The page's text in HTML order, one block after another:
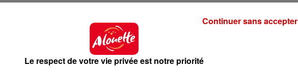
!
Dès le mois de juin,
les tomates, betteraves, asperges,
de retour sur les étalages.Frais ou surgelés
de rizvous fatiguent, rien n’empêche de trouver
Le respect de votre vie privée est notre priorité
Continuer sans accepter